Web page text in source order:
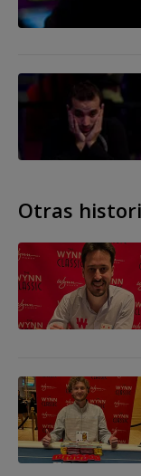
Otras